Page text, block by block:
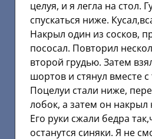
целуя, и я легла на стол.
спускаться ниже.
Накрыл один из сосков,
пососал. Повторил
второй грудью. Затем
шортов и стянул вместе с
Поцелуи стали ниже,
лобок, а затем он накрыл
Его руки сжали бедра
останутся синяки. Я не